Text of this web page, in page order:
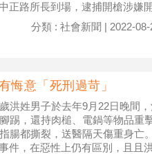
正路所長到場，逮捕開槍涉嫌
分類 : 社會新聞 | 2022-08-
悔意「死刑過苛」
洪姓男子於去年9月22日晚間
踢，還持肉槌、電鍋等物品重
腸都撕裂，送醫隔天傷重身亡。
件，在惡性上仍有區別，且且